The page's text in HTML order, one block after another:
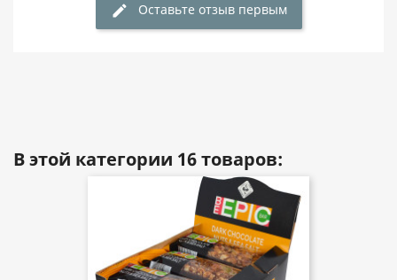
edit Оставьте отзыв первым
В этой категории 16 товаров: